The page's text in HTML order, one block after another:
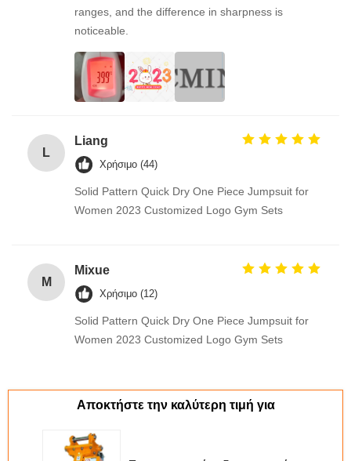
ranges, and the difference in sharpness is
noticeable.
L
Liang
Χρήσιμο (44)
Solid Pattern Quick Dry One Piece Jumpsuit for
Women 2023 Customized Logo Gym Sets
M
Mixue
Χρήσιμο (12)
Solid Pattern Quick Dry One Piece Jumpsuit for
Women 2023 Customized Logo Gym Sets
Αποκτήστε την καλύτερη τιμή για